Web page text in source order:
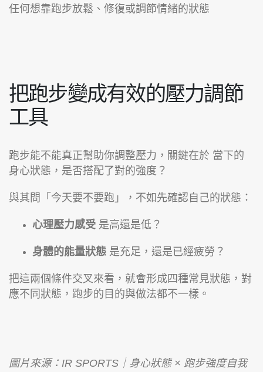
任何想靠跑步放鬆、修復或調節情緒的狀態
把跑步變成有效的壓力調節
工具
跑步能不能真正幫助你調整壓力，關鍵在於 當下的
身心狀態，是否搭配了對的強度？
與其問「今天要不要跑」，不如先確認自己的狀態：
心理壓力感受 是高還是低？
身體的能量狀態 是充足，還是已經疲勞？
把這兩個條件交叉來看，就會形成四種常見狀態，對
應不同狀態，跑步的目的與做法都不一樣。
圖片來源：IR SPORTS｜身心狀態 × 跑步強度自我